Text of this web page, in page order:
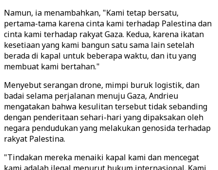
Namun, ia menambahkan, "Kami tetap bersatu,
pertama-tama karena cinta kami terhadap Palestina dan
cinta kami terhadap rakyat Gaza. Kedua, karena ikatan
kesetiaan yang kami bangun satu sama lain setelah
berada di kapal untuk beberapa waktu, dan itu yang
membuat kami bertahan."
Menyebut serangan drone, mimpi buruk logistik, dan
badai selama perjalanan menuju Gaza, Andrieu
mengatakan bahwa kesulitan tersebut tidak sebanding
dengan penderitaan sehari-hari yang dipaksakan oleh
negara pendudukan yang melakukan genosida terhadap
rakyat Palestina.
"Tindakan mereka menaiki kapal kami dan mencegat